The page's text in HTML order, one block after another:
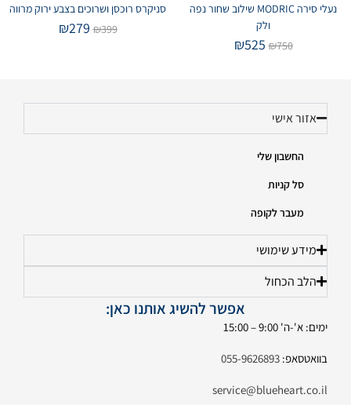
נעלי סירה MODRIC שילוב שחור נפה
ולק
₪750
₪525
סניקרס רוכסן ושרוכים בצבע ירוק מרווה
₪399
₪279
אזור אישי
החשבון שלי
סל קניות
מעבר לקופה
מידע שימושי
הלב הכחול
אפשר להשיג אותנו כאן:
ימים: א'-ה' 9:00 – 15:00
בוואטסאפ: 055-9626893
service@blueheart.co.il